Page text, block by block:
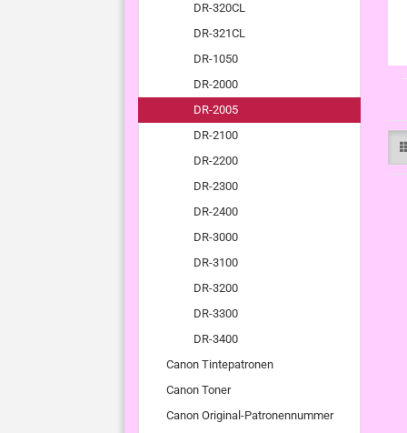
DR-320CL
DR-321CL
DR-1050
DR-2000
DR-2005
DR-2100
DR-2200
DR-2300
DR-2400
DR-3000
DR-3100
DR-3200
DR-3300
DR-3400
Canon Tintepatronen
Canon Toner
Canon Original-Patronennummer